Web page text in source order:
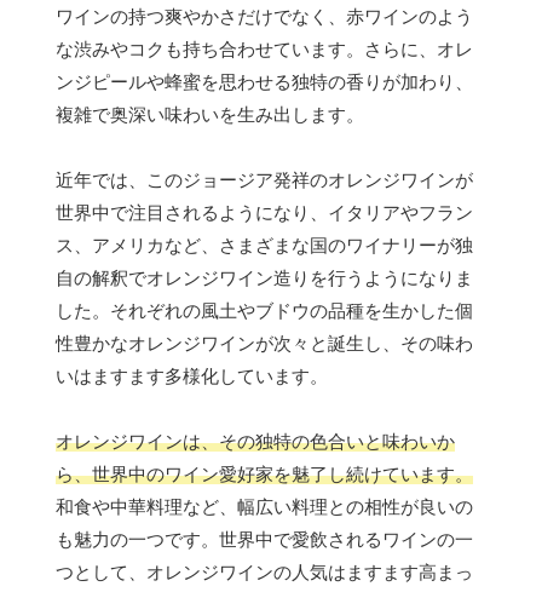
ワインの持つ爽やかさだけでなく、赤ワインのよう
な渋みやコクも持ち合わせています。さらに、オレ
ンジピールや蜂蜜を思わせる独特の香りが加わり、
複雑で奥深い味わいを生み出します。
近年では、このジョージア発祥のオレンジワインが
世界中で注目されるようになり、イタリアやフラン
ス、アメリカなど、さまざまな国のワイナリーが独
自の解釈でオレンジワイン造りを行うようになりま
した。それぞれの風土やブドウの品種を生かした個
性豊かなオレンジワインが次々と誕生し、その味わ
いはますます多様化しています。
オレンジワインは、その独特の色合いと味わいか
ら、世界中のワイン愛好家を魅了し続けています。
和食や中華料理など、幅広い料理との相性が良いの
も魅力の一つです。世界中で愛飲されるワインの一
つとして、オレンジワインの人気はますます高まっ